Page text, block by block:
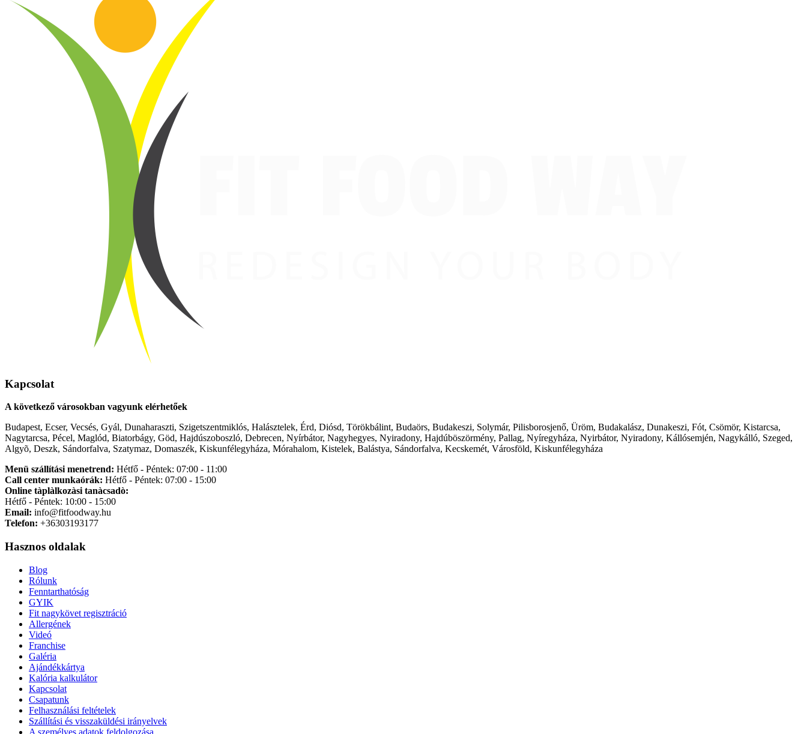
Kapcsolat
A következő városokban vagyunk elérhetőek
Budapest, Ecser, Vecsés, Gyál, Dunaharaszti, Szigetszentmiklós, Halásztelek, Érd, Diósd, Törökbálint, Budaörs, Budakeszi, Solymár, Pilisborosjenő, Üröm, Budakalász, Dunakeszi, Fót, Csömör, Kistarcsa,
Nagytarcsa, Pécel, Maglód, Biatorbágy, Göd, Hajdúszoboszló, Debrecen, Nyírbátor, Nagyhegyes, Nyiradony, Hajdúböszörmény, Pallag, Nyíregyháza, Nyirbátor, Nyiradony, Kállósemjén, Nagykálló, Szeged,
Algyõ, Deszk, Sándorfalva, Szatymaz, Domaszék, Kiskunfélegyháza, Mórahalom, Kistelek, Balástya, Sándorfalva, Kecskemét, Városföld, Kiskunfélegyháza
Menü szállítási menetrend: Hétfő - Péntek: 07:00 - 11:00
Call center munkaórák: Hétfő - Péntek: 07:00 - 15:00
Online tàplàlkozàsi tanàcsadò:
Hétfő - Péntek: 10:00 - 15:00
Email: info@fitfoodway.hu
Telefon: +36303193177
Hasznos oldalak
Blog
Rólunk
Fenntarthatóság
GYIK
Fit nagykövet regisztráció
Allergének
Videó
Franchise
Galéria
Ajándékkártya
Kalória kalkulátor
Kapcsolat
Csapatunk
Felhasználási feltételek
Szállítási és visszaküldési irányelvek
A személyes adatok feldolgozása